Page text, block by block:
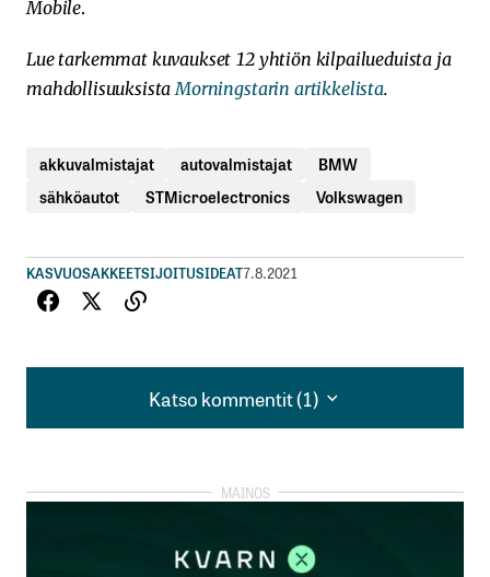
Mobile.
Lue tarkemmat kuvaukset 12 yhtiön kilpailueduista ja
mahdollisuuksistaMorningstarin artikkelista.
akkuvalmistajat autovalmistajat
BMW
sähköautot
STMicroelectronics Volkswagen
KASVUOSAKKEETSIJOITUSIDEAT7.8.2021
Katso kommentit (1)
Katso kommentit (1)
akkusähköautolle.
700 km. Toyota Mirailla on päästy säästeliäästi